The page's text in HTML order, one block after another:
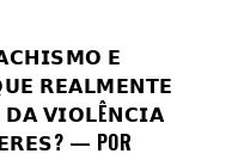
𝗘
𝗥𝗘𝗔𝗟𝗠𝗘𝗡𝗧𝗘
𝗩𝗜𝗢𝗟Ê𝗡𝗖𝗜𝗔
— POR